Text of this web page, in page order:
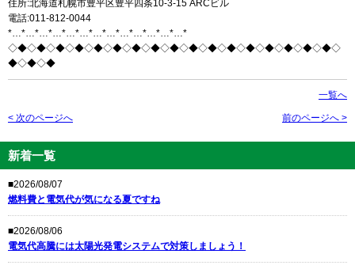
住所:北海道札幌市豊平区豊平四条10-3-15 ARCビル
電話:011-812-0044
*…*…*…*…*…*…*…*…*…*…*…*…*…*
◇◆◇◆◇◆◇◆◇◆◇◆◇◆◇◆◇◆◇◆◇◆◇◆◇◆◇◆◇◆◇◆◇◆◇
◆◇◆◇◆
一覧へ
< 次のページへ 前のページへ >
新着一覧
■2026/08/07
燃料費と電気代が気になる夏ですね
■2026/08/06
電気代高騰には太陽光発電システムで対策しましょう！